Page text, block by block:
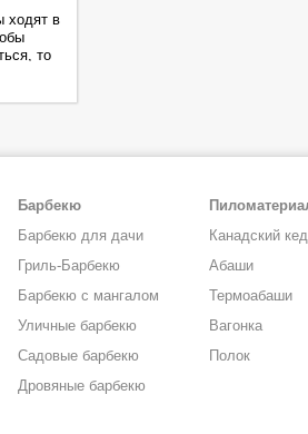
ходят в
то
Барбекю
Барбекю для дачи
Гриль-Барбекю
Барбекю с мангалом
Уличные барбекю
Садовые барбекю
Дровяные барбекю
Канадский
Абаши
Термоабаши
Вагонка
Полок